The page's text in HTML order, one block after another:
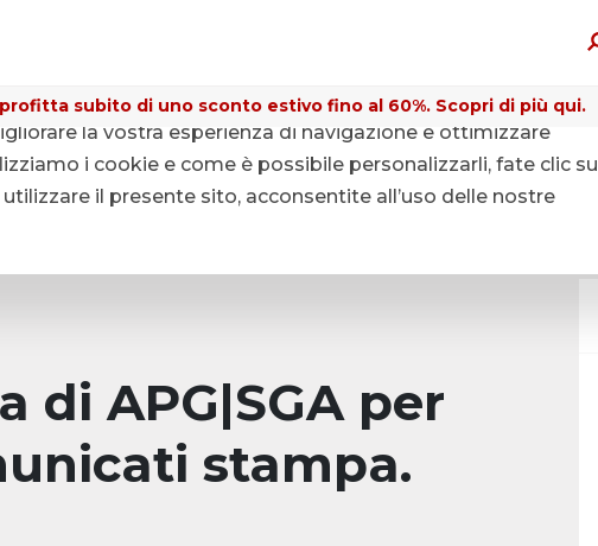
subito di uno sconto estivo fino al 60%. Scopri di più qui.
di APG|SGA per
stampa.
la vostra esperienza di navigazione e ottimizzare
i cookie e come è possibile personalizzarli, fate clic su
il presente sito, acconsentite all’uso delle nostre